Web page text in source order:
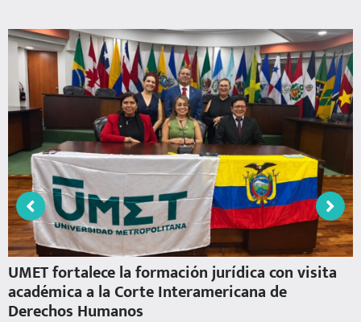
UMET fortalece la formación jurídica con visita
académica a la Corte Interamericana de
Derechos Humanos